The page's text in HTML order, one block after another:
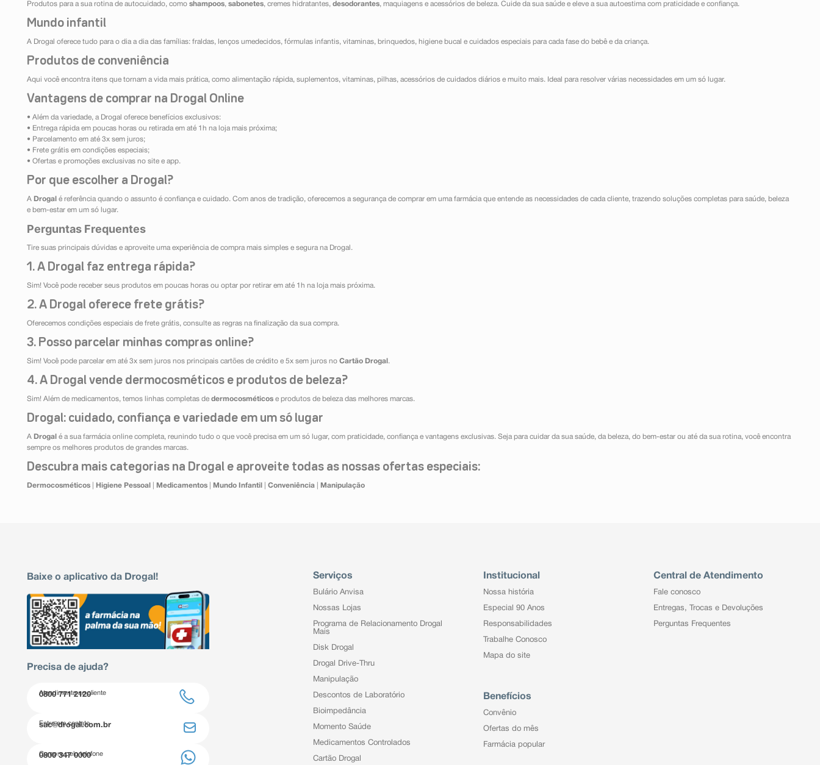
Produtos para a sua rotina de autocuidado, como shampoos, sabonetes, cremes hidratantes, desodorantes, maquiagens e acessórios de beleza. Cuide da sua saúde e eleve a sua autoestima com praticidade e confiança.
Mundo infantil
A Drogal oferece tudo para o dia a dia das famílias: fraldas, lenços umedecidos, fórmulas infantis, vitaminas, brinquedos, higiene bucal e cuidados especiais para cada fase do bebê e da criança.
Produtos de conveniência
Aqui você encontra itens que tornam a vida mais prática, como alimentação rápida, suplementos, vitaminas, pilhas, acessórios de cuidados diários e muito mais. Ideal para resolver várias necessidades em um só lugar.
Vantagens de comprar na Drogal Online
• Além da variedade, a Drogal oferece benefícios exclusivos:
• Entrega rápida em poucas horas ou retirada em até 1h na loja mais próxima;
• Parcelamento em até 3x sem juros;
• Frete grátis em condições especiais;
• Ofertas e promoções exclusivas no site e app.
Por que escolher a Drogal?
A Drogal é referência quando o assunto é confiança e cuidado. Com anos de tradição, oferecemos a segurança de comprar em uma farmácia que entende as necessidades de cada cliente, trazendo soluções completas para saúde, beleza
e bem-estar em um só lugar.
Perguntas Frequentes
Tire suas principais dúvidas e aproveite uma experiência de compra mais simples e segura na Drogal.
1. A Drogal faz entrega rápida?
Sim! Você pode receber seus produtos em poucas horas ou optar por retirar em até 1h na loja mais próxima.
2. A Drogal oferece frete grátis?
Oferecemos condições especiais de frete grátis, consulte as regras na finalização da sua compra.
3. Posso parcelar minhas compras online?
Sim! Você pode parcelar em até 3x sem juros nos principais cartões de crédito e 5x sem juros no Cartão Drogal .
4. A Drogal vende dermocosméticos e produtos de beleza?
Sim! Além de medicamentos, temos linhas completas de dermocosméticos e produtos de beleza das melhores marcas.
Drogal: cuidado, confiança e variedade em um só lugar
A Drogal é a sua farmácia online completa, reunindo tudo o que você precisa em um só lugar, com praticidade, confiança e vantagens exclusivas. Seja para cuidar da sua saúde, da beleza, do bem-estar ou até da sua rotina, você encontra
sempre os melhores produtos de grandes marcas.
Descubra mais categorias na Drogal e aproveite todas as nossas ofertas especiais:
Dermocosméticos Higiene Pessoal Medicamentos Mundo Infantil Conveniência Manipulação
Baixe o aplicativo da Drogal!
Precisa de ajuda?
Atendimento ao cliente
0800 771 2120
Entre em contato
sac@drogal.com.br
Compre pelo telefone
0800 347 0000
Serviços
Bulário Anvisa
Nossas Lojas
Programa de Relacionamento Drogal
Mais
Disk Drogal
Drogal Drive-Thru
Manipulação
Descontos de Laboratório
Bioimpedância
Momento Saúde
Medicamentos Controlados
Cartão Drogal
Institucional
Nossa história
Especial 90 Anos
Responsabilidades
Trabalhe Conosco
Mapa do site
Benefícios
Convênio
Ofertas do mês
Farmácia popular
Central de Atendimento
Fale conosco
Entregas, Trocas e Devoluções
Perguntas Frequentes